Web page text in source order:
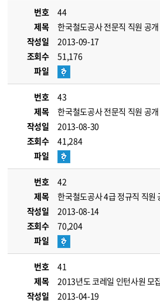
번호
44
제목
한국철도공사 전문직 직원 공개
작성일
2013-09-17
조회수
51,176
파일
번호
43
제목
한국철도공사 전문직 직원 공개
작성일
2013-08-30
조회수
41,284
파일
번호
42
제목
한국철도공사 4급 정규직 직원
작성일
2013-08-14
조회수
70,204
파일
번호
41
제목
2013년도 코레일 인턴사원 모
작성일
2013-04-19